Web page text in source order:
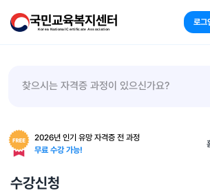
국민교육복지센터
Korea National Certificate Association
로그
찾으시는 자격증 과정이 있으신가요?
2026년 인기 유망 자격증 전 과정
무료 수강 가능!
수강신청